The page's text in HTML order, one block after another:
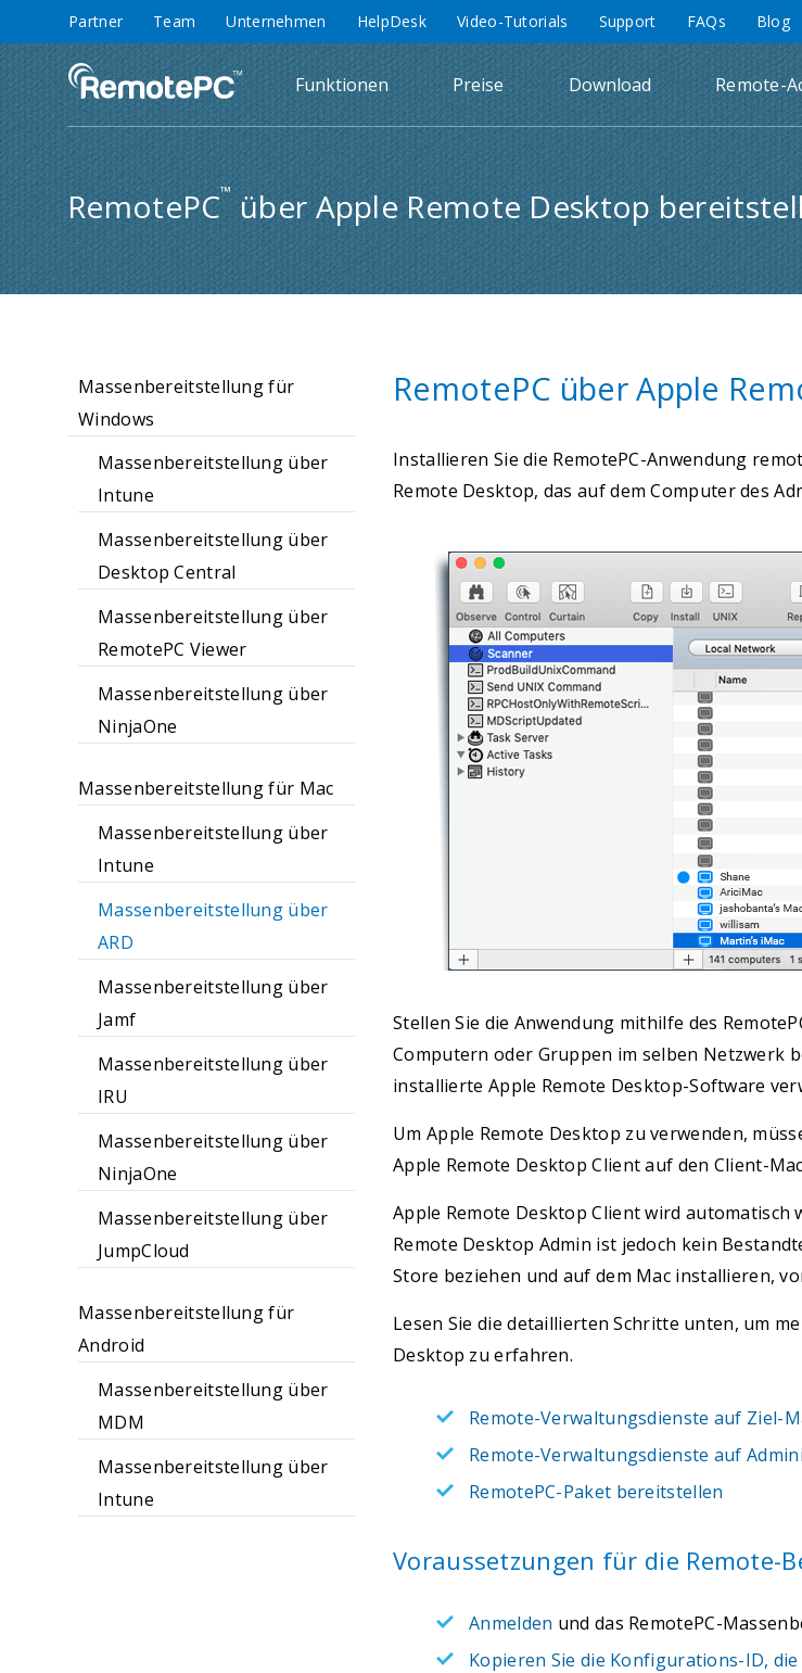
Partner Team Unternehmen HelpDesk Video-Tutorials Support FAQs Blog
Funktionen Preise Download Remote-
RemotePC™über Apple Remote Desktop
Massenbereitstellung für
Windows
Massenbereitstellung über
Intune
Massenbereitstellung über
Desktop Central
Massenbereitstellung über
RemotePC Viewer
Massenbereitstellung über
NinjaOne
Massenbereitstellung für Mac
Massenbereitstellung über
Intune
Massenbereitstellung über
ARD
Massenbereitstellung über
Jamf
Massenbereitstellung über
IRU
Massenbereitstellung über
NinjaOne
Massenbereitstellung über
JumpCloud
Massenbereitstellung für
Android
Massenbereitstellung über
MDM
Massenbereitstellung über
Intune
RemotePC über Apple
Installieren Sie die RemotePC-Anwendung
Remote Desktop, das auf dem Computer des
Stellen Sie die Anwendung mithilfe des
Computern oder Gruppen im selben Netzwerk
installierte Apple Remote Desktop-Software
Um Apple Remote Desktop zu verwenden,
Apple Remote Desktop Client auf den Client-
Apple Remote Desktop Client wird
Remote Desktop Admin ist jedoch kein
Store beziehen und auf dem Mac installieren,
Lesen Sie die detaillierten Schritte unten, um
Desktop zu erfahren.
Remote-Verwaltungsdienste auf Ziel-
Remote-Verwaltungsdienste auf
RemotePC-Paket bereitstellen
Voraussetzungen für die Remote-
Anmelden und das RemotePC-
Kopieren Sie die Konfigurations-ID,